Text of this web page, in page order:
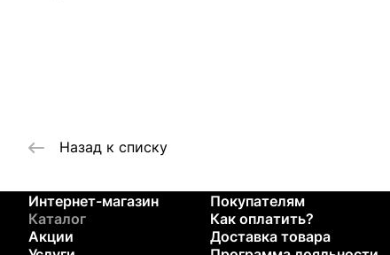
Назад к списку
Интернет-магазин
Каталог
Акции
Покупателям
Как оплатить?
Доставка товара